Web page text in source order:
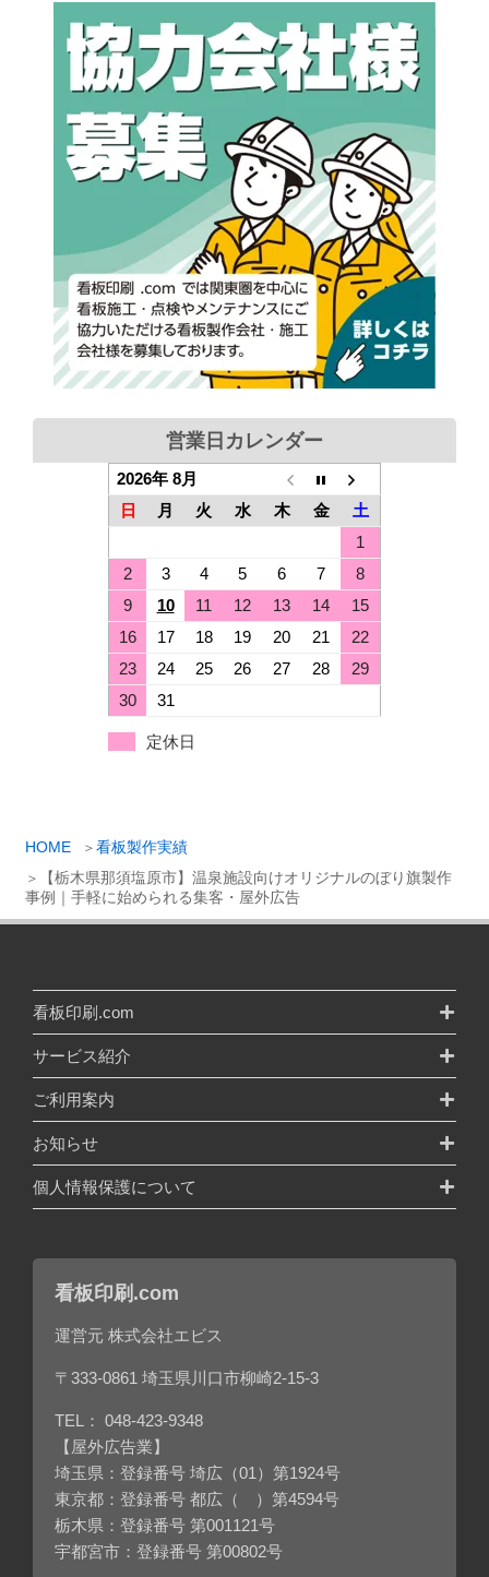
HOME
看板製作実績
【栃木県那須塩原市】温泉施設向けオリジナルのぼり旗製作
事例｜手軽に始められる集客・屋外広告
営業日カレンダー
2026年 8月
日
月 火 水 木 金
土
1
2
3 4 5 6 7
8
9
10 11 12 13 14
15
16
17 18 19 20 21
22
23
24 25 26 27 28
29
30
31
定休日
看板印刷.com
サービス紹介
ご利用案内
お知らせ
個人情報保護について
看板印刷.com
運営元 株式会社エビス
〒333-0861 埼玉県川口市柳崎2-15-3
TEL： 048-423-9348
【屋外広告業】
埼玉県：登録番号 埼広（01）第1924号
東京都：登録番号 都広（ ）第4594号
栃木県：登録番号 第001121号
宇都宮市：登録番号 第00802号